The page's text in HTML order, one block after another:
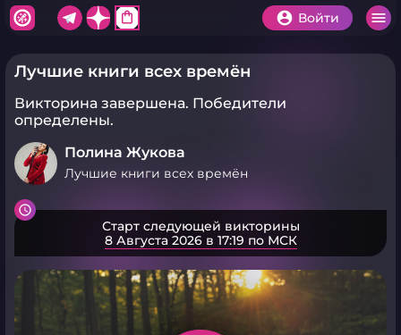
shopping_bag Войти
Лучшие книги всех времён
Викторина завершена. Победители
определены.
Полина Жукова
Лучшие книги всех времён
Старт следующей викторины
8 Августа 2026 в 17:19 по МСК